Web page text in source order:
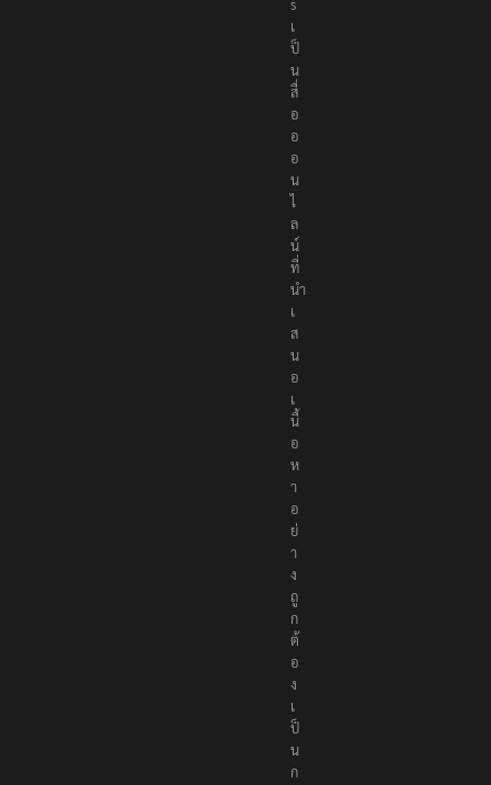
เ
ป็
น
สื่
อ
อ
อ
น
ไ
ล
น์
ที่
นำ
เ
ส
น
อ
เ
นื้
อ
ห
า
อ
ย่
า
ง
ถู
ก
ต้
อ
ง
เ
ป็
น
ก